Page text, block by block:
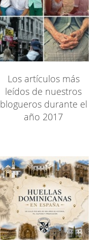
Los artículos más
leídos de nuestros
blogueros durante el
año 2017